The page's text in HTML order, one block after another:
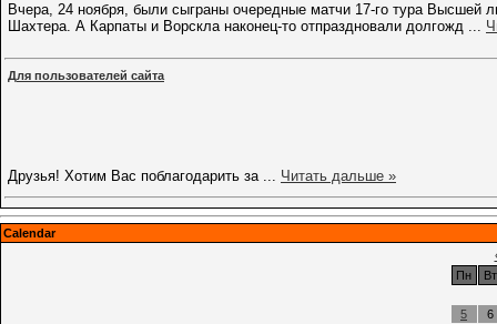
Вчера, 24 ноября, были сыграны очередные матчи 17-го тура Высшей
Шахтера. А Карпаты и Ворскла наконец-то отпраздновали долгожд ...
Для пользователей сайта
Друзья! Хотим Вас поблагодарить за ... Читать дальше »
Calendar
Пн
Вт
5
6